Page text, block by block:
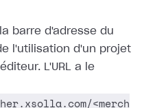
barre d'adresse du
l'utilisation d'un projet
L'URL a le
<merch